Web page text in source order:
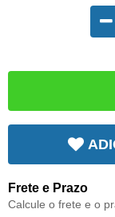
Frete e Prazo
Calcule o frete e o